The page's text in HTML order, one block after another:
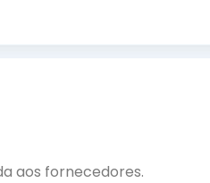
aos fornecedores.